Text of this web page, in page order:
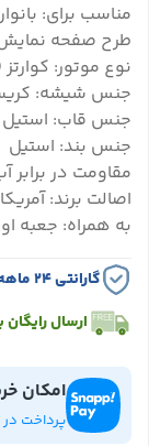
مناسب برای:
طرح صفحه
نوع موتور: کوارتز
جنس شیشه:
جنس قاب: استیل
جنس بند: استیل
مقاومت در برابر آب: ۳۰
اصالت برند: آمریکا
به همراه: جعبه
گارانتی ۲۴ ماهه وستا سرویس
ارسال
امکان
پرداخت